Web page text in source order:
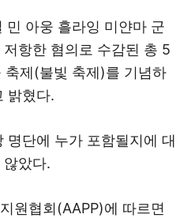
민 아웅 흘라잉 미얀마 군
항한 혐의로 수감된 총 5
제(불빛 축제)를 기념하
밝혔다.
명단에 누가 포함될지에 대
았다.
원협회(AAPP)에 따르면